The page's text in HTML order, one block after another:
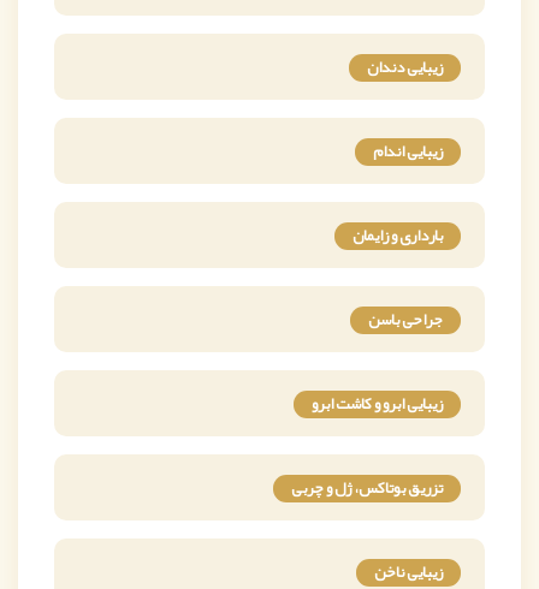
زیبایی دندان
زیبایی اندام
بارداری و زایمان
جراحی باسن
زیبایی ابرو و کاشت ابرو
تزریق بوتاکس، ژل و چربی
زیبایی ناخن